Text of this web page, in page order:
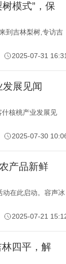
模式”，保
到吉林梨树,专访吉
2025-07-31 16:31
展见闻
核桃产业发展见
2025-07-30
产品新鲜
动在此启动。容声冰
2025-07-21
四平，解